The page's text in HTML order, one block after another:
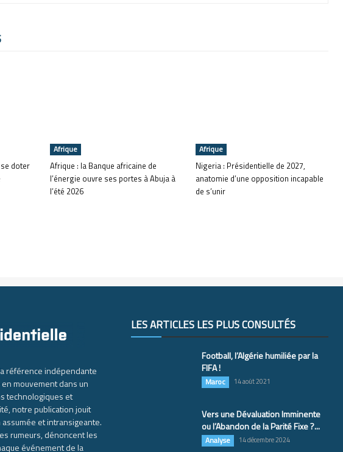
doter
Afrique
Afrique : la Banque africaine de
l’énergie ouvre ses portes à Abuja à
l’été 2026
Afrique
Nigeria : Présidentielle de 2027,
anatomie d’une opposition incapable
de s’unir
référence indépendante
mouvement dans un
technologiques et
notre publication jouit
et intransigeante.
rumeurs, dénoncent les
événement de la
LES ARTICLES LES PLUS CONSULTÉS
Football, l’Algérie humiliée par la
FIFA !
Maroc 14 août 2021
Vers une Dévaluation Imminente
ou l’Abandon de la Parité Fixe ?...
Analyse 14 décembre 2024